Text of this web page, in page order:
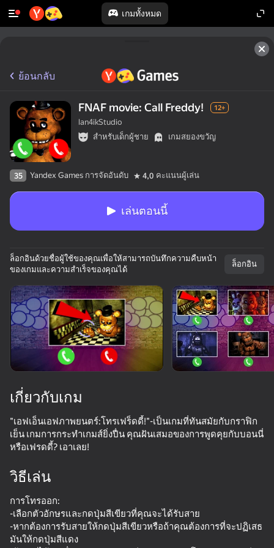
เกมทั้งหมด
หมุนอุปกรณ์
เกมนี้รองรับเฉพาะการวางแนว
แบบ แนวนอน
Five Nights at Freddy's Remaster
61 69
ย้อนกลับ
FNAF movie: Call Freddy! 12+
lan4ikStudio
สำหรับเด็กผู้ชาย
เกมสยองขวัญ
35 Yandex Games การจัดอันดับ 4,0 คะแนนผู้เล่น
เล่นตอนนี้
ล็อกอินด้วยชื่อผู้ใช้ของคุณเพื่อให้สามารถบันทึกความคืบหน้า
ของเกมและความสำเร็จของคุณได้
ล็อกอิน
เกี่ยวกับเกม
"เอฟเอ็นเอฟภาพยนตร์:โทรเฟร็ดดี้!"-เป็นเกมที่ทันสมัยกับกราฟิก
เย็น เกมการกระทำเกมส์ยิ่งปื่น คุณฝันเสมอของการพูดคุยกับบอนนี่
หรือเฟรดดี้? เอาเลย!
วิธีเล่น
การโทรออก:
-เลือกตัวอักษรและกดปุ่มสีเขียวที่คุณจะได้รับสาย
-หากต้องการรับสายให้กดปุ่มสีเขียวหรือถ้าคุณต้องการที่จะปฏิเสธ
มันให้กดปุ่มสีแดง